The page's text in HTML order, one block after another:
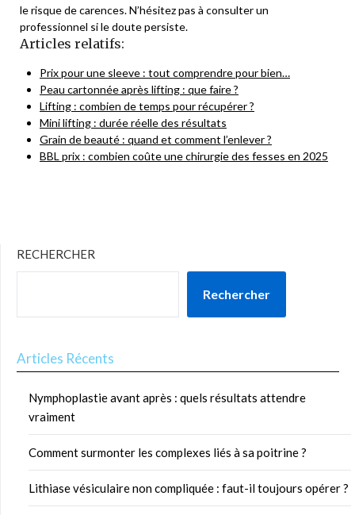
le risque de carences. N’hésitez pas à consulter un
professionnel si le doute persiste.
Articles relatifs:
Prix pour une sleeve : tout comprendre pour bien…
Peau cartonnée après lifting : que faire ?
Lifting : combien de temps pour récupérer ?
Mini lifting : durée réelle des résultats
Grain de beauté : quand et comment l’enlever ?
BBL prix : combien coûte une chirurgie des fesses en 2025
RECHERCHER
Rechercher
Articles Récents
Nymphoplastie avant après : quels résultats attendre
vraiment
Comment surmonter les complexes liés à sa poitrine ?
Lithiase vésiculaire non compliquée : faut-il toujours opérer ?